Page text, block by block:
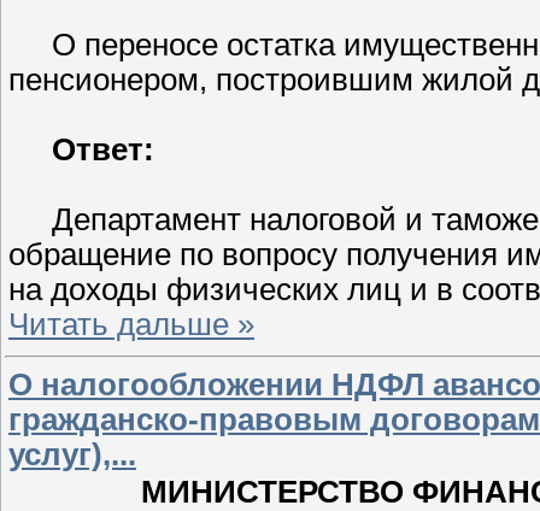
О переносе остатка
пенсионером, построившим жилой
Ответ:
Департамент налоговой и
обращение по вопросу получения
на доходы физических лиц и в
Читать дальше »
О налогообложении НДФЛ
гражданско-правовым
услуг),...
МИНИСТЕРСТВО